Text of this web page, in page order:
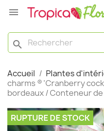

search
Accueil Plantes
charms ® 'Cranberry
bordeaux / Conteneur de
RUPTURE DE STOCK